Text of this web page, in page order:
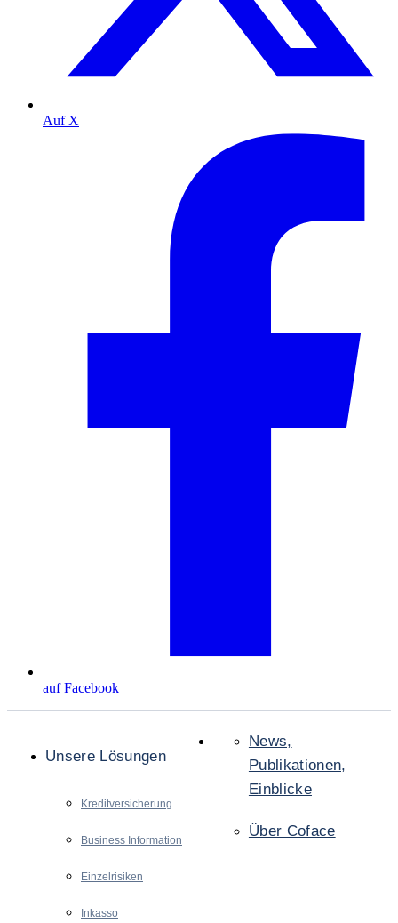
Auf X
auf Facebook
Unsere Lösungen
Kreditversicherung
Business Information
Einzelrisiken
Inkasso
News,
Publikationen,
Einblicke
Über Coface